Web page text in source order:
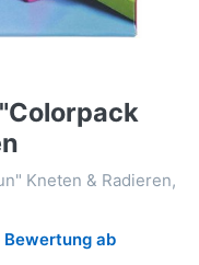
Kneten & Radieren,
Bewertung ab